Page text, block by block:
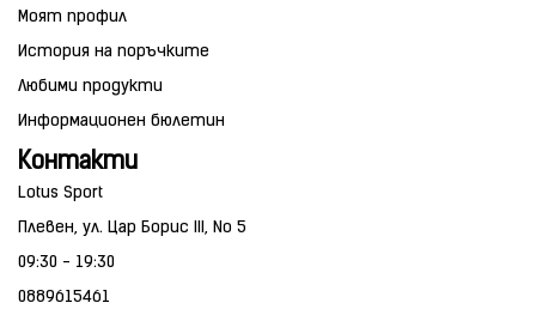
Моят профил
История на поръчките
Любими продукти
Информационен бюлетин
Контакти
Lotus Sport
Плевен, ул. Цар Борис III, No 5
09:30 - 19:30
0889615461